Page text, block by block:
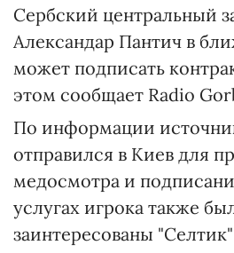
Сербский центральный
Александар Пантич в
может подписать
этом сообщает Radio
По информации
отправился в Киев для
медосмотра и
услугах игрока также
заинтересованы